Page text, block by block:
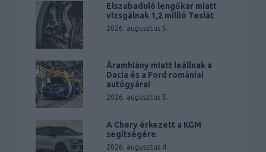
Elszabaduló lengőkar miatt
vizsgálnak 1,2 millió Teslát
2026. augusztus 5.
Áramhiány miatt leállnak a
Dacia és a Ford romániai
autógyárai
2026. augusztus 5.
A Chery érkezett a KGM
segítségére
2026. augusztus 4.